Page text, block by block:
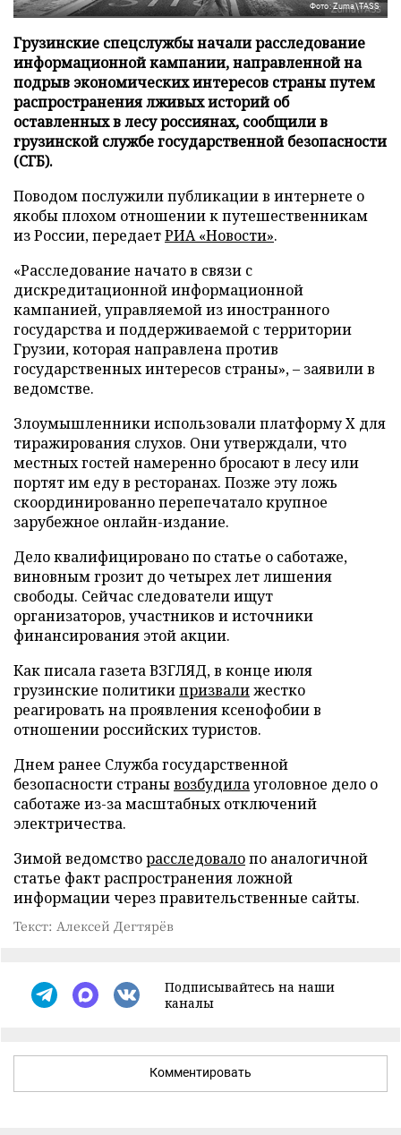
Фото: Zuma\TASS
Грузинские спецслужбы начали расследование
информационной кампании, направленной на
подрыв экономических интересов страны путем
распространения лживых историй об
оставленных в лесу россиянах, сообщили в
грузинской службе государственной безопасности
(СГБ).
Поводом послужили публикации в интернете о
якобы плохом отношении к путешественникам
из России, передаетРИА «Новости».
«Расследование начато в связи с
дискредитационной информационной
кампанией, управляемой из иностранного
государства и поддерживаемой с территории
Грузии, которая направлена против
государственных интересов страны», – заявили в
ведомстве.
Злоумышленники использовали платформу X для
тиражирования слухов. Они утверждали, что
местных гостей намеренно бросают в лесу или
портят им еду в ресторанах. Позже эту ложь
скоординированно перепечатало крупное
зарубежное онлайн-издание.
Дело квалифицировано по статье о саботаже,
виновным грозит до четырех лет лишения
свободы. Сейчас следователи ищут
организаторов, участников и источники
финансирования этой акции.
Как писала газета ВЗГЛЯД, в конце июля
грузинские политикипризвалижестко
реагировать на проявления ксенофобии в
отношении российских туристов.
Днем ранее Служба государственной
безопасности странывозбудилауголовное дело о
саботаже из-за масштабных отключений
электричества.
Зимой ведомстворасследовалопо аналогичной
статье факт распространения ложной
информации через правительственные сайты.
Текст: Алексей Дегтярёв
Подписывайтесь на наши
каналы
Комментировать